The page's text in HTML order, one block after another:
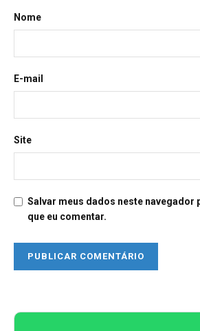
Nome
E-mail
Site
Salvar meus dados neste navegador
que eu comentar.